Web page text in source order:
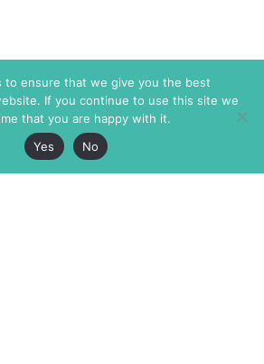
to ensure that we give you the best
If you continue to use this site we
that you are happy with it.
Yes
No